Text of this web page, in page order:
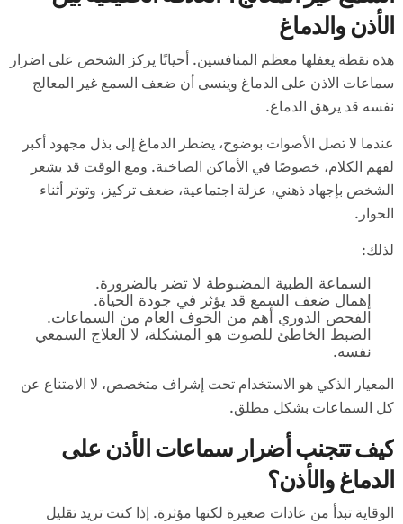
الأذن والدماغ
هذه نقطة يغفلها معظم المنافسين. أحيانًا يركز الشخص على اضرار
سماعات الاذن على الدماغ وينسى أن ضعف السمع غير المعالج
نفسه قد يرهق الدماغ.
عندما لا تصل الأصوات بوضوح، يضطر الدماغ إلى بذل مجهود أكبر
لفهم الكلام، خصوصًا في الأماكن الصاخبة. ومع الوقت قد يشعر
الشخص بإجهاد ذهني، عزلة اجتماعية، ضعف تركيز، وتوتر أثناء
الحوار.
لذلك:
السماعة الطبية المضبوطة لا تضر بالضرورة.
إهمال ضعف السمع قد يؤثر في جودة الحياة.
الفحص الدوري أهم من الخوف العام من السماعات.
الضبط الخاطئ للصوت هو المشكلة، لا العلاج السمعي
نفسه.
المعيار الذكي هو الاستخدام تحت إشراف متخصص، لا الامتناع عن
كل السماعات بشكل مطلق.
كيف تتجنب أضرار سماعات الأذن على
الدماغ والأذن؟
الوقاية تبدأ من عادات صغيرة لكنها مؤثرة. إذا كنت تريد تقليل